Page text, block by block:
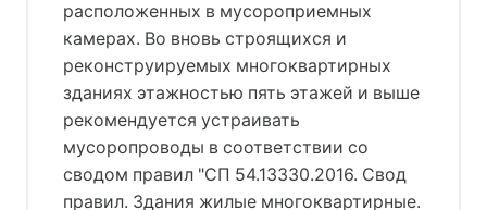
расположенных в мусороприемных
камерах. Во вновь строящихся и
реконструируемых многоквартирных
зданиях этажностью пять этажей и выше
рекомендуется устраивать
мусоропроводы в соответствии со
сводом правил "СП 54.13330.2016. Свод
правил. Здания жилые многоквартирные.